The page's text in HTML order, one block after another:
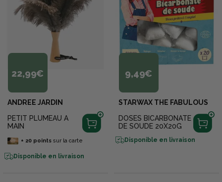
22,99€
ANDREE JARDIN
PETIT PLUMEAU A
MAIN
+ 20pointssur la carte
Disponible en livraison
9,49€
STARWAX THE FABULOUS
DOSES BICARBONATE
DE SOUDE 20X20G
Disponible en livraison